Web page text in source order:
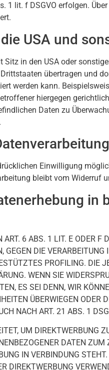
1 lit. f DSGVO erfolgen.
USA und
in den USA oder
übertragen und
werden kann.
hiergegen
Daten zu
Einwilligung
bleibt vom Widerruf
in
6 ABS. 1 LIT. E ODER F
DIE
PROFILING. DIE
WENN SIE
ES SEI DENN, WIR
ÜBERWIEGEN
NACH ART. 21 ABS. 1
UM DIREKTWERBUNG
DATEN
IN VERBINDUNG
DIREKTWERBUNG